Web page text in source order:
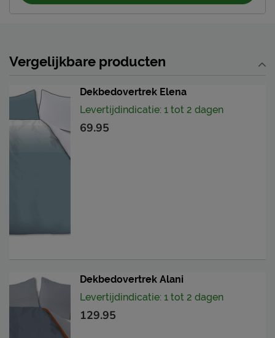
Vergelijkbare producten
Dekbedovertrek Elena
Levertijdindicatie: 1 tot 2 dagen
69.95
Dekbedovertrek Alani
Levertijdindicatie: 1 tot 2 dagen
129.95